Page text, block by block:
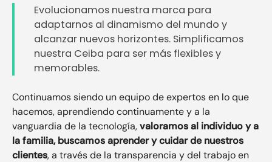
Evolucionamos nuestra marca para
adaptarnos al dinamismo del mundo y
alcanzar nuevos horizontes. Simplificamos
nuestra Ceiba para ser más flexibles y
memorables.
Continuamos siendo un equipo de expertos en lo que
hacemos, aprendiendo continuamente y a la
vanguardia de la tecnología,valoramos al individuo y a
la familia, buscamos aprender y cuidar de nuestros
clientes, a través de la transparencia y del trabajo en